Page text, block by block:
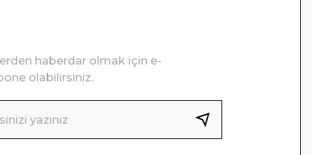
haberdar olmak için e-
olabilirsiniz.